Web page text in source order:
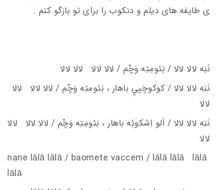
ی طایفه های دیلم و دنکوب را برای تو بازگو کنم .
نَنِه لالا لالا / بَئومِتِه وَچِّم / لالا لالا لالا لالا
نَنِه لالا لالا / كوكوچَپيِ باهار ، بَئومِتِه وَچِّم / لالا لالا لالا
لالا
نَنِه لالا لالا / اَلو اِشكوئِه باهار ، بَئومِتِه وَچِّم / لالا لالا لالا
لالا
nane lālā lālā / baomete vaccem / lālā lālā lālā
lālā